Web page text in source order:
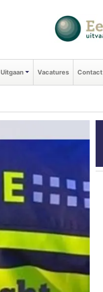
Uitgaan Vacatures Contact